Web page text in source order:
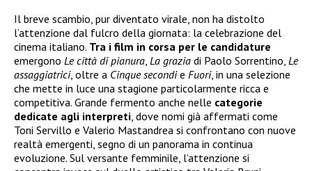
Il breve scambio, pur diventato virale, non ha distolto
l’attenzione dal fulcro della giornata: la celebrazione del
cinema italiano. Tra i film in corsa per le candidature
emergono Le città di pianura La grazia di Paolo Sorrentino, Le
assaggiatrici, oltre a Cinque secondie Fuori, in una selezione
che mette in luce una stagione particolarmente ricca e
competitiva. Grande fermento anche nelle categorie
dedicate agli interpreti , dove nomi già affermati come
Toni Servillo e Valerio Mastandrea si confrontano con nuove
realtà emergenti, segno di un panorama in continua
evoluzione. Sul versante femminile, l’attenzione si